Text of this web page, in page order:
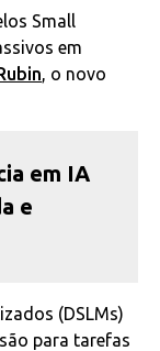
Small
em
, o novo
em IA
e
(DSLMs)
para tarefas